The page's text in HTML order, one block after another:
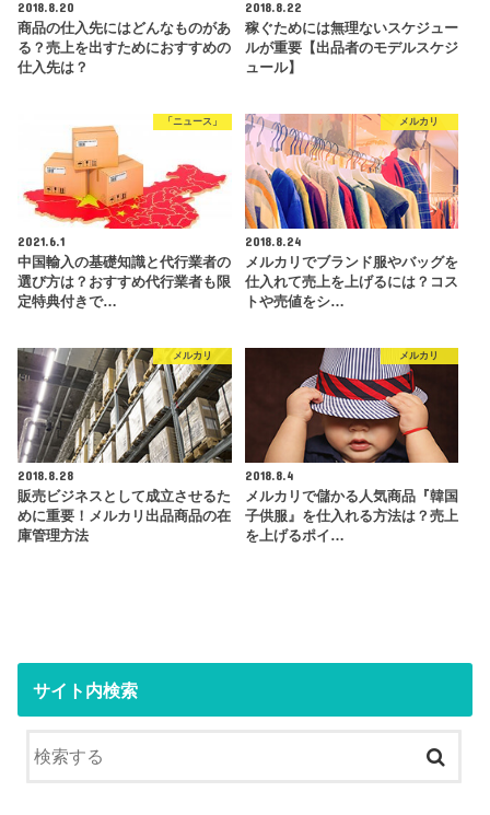
2018.8.20
商品の仕入先にはどんなものがあ
る？売上を出すためにおすすめの
仕入先は？
2018.8.22
稼ぐためには無理ないスケジュー
ルが重要【出品者のモデルスケジ
ュール】
「ニュース」
2021.6.1
中国輸入の基礎知識と代行業者の
選び方は？おすすめ代行業者も限
定特典付きで…
メルカリ
2018.8.24
メルカリでブランド服やバッグを
仕入れて売上を上げるには？コス
トや売値をシ…
メルカリ
2018.8.28
販売ビジネスとして成立させるた
めに重要！メルカリ出品商品の在
庫管理方法
メルカリ
2018.8.4
メルカリで儲かる人気商品『韓国
子供服』を仕入れる方法は？売上
を上げるポイ…
サイト内検索